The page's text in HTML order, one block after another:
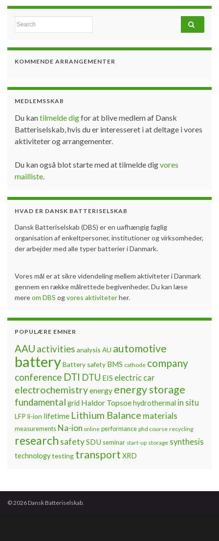
Search for:
KOMMENDE ARRANGEMENTER
MEDLEMSSKAB
Du kantilmelde digfor at blive medlem af Dansk
Batteriselskab, hvis du er interesseret i at deltage i vores
aktiviteter og arrangementer.
Du kan også blot starte med at tilmelde digvores
mailliste
HVAD ER DANSK BATTERISELSKAB
Dansk Batteriselskab (DBS) er en uafhængig faglig
organisation af enkeltpersoner, institutioner og virksomheder,
der arbejder med alle typer batterier i Danmark.
Vores mål er at sikre videndeling mellem aktiviteter i Danmark
gennem en række målrettede begivenheder. Du kan læse
mereom DBS ogvores aktiviteterher.
POPULÆRE EMNER
AAU activities analysis AU automotive
batteryBattery safety BMS cathode company
conference DTI DTU EIS electric car
electrochemistryenergy energy storage
fundamental grid Haldor Topsoehydrothermal in situ
LFP li-ion lifetime Lithium Balance materials
measurements Na-ion online performance phd course recycling
research safetySDU seminar start-up storage synthesis
technologytesting transport XRD
© 2026 Dansk Batteriselskab.